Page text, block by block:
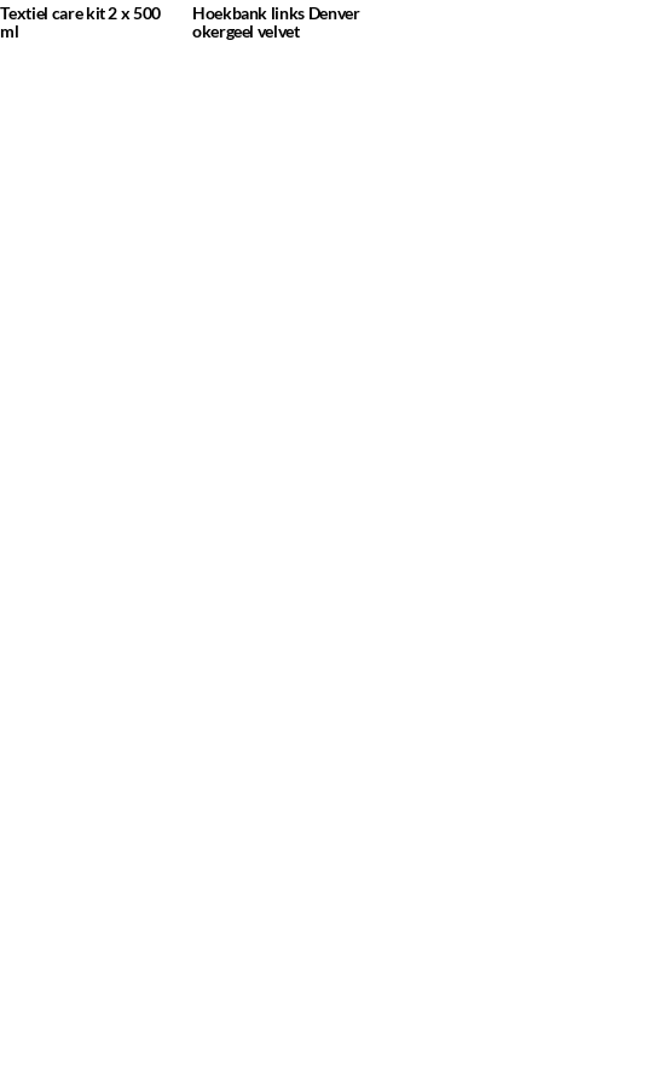
Textiel care kit 2 x 500
ml
Hoekbank links Denver
okergeel velvet